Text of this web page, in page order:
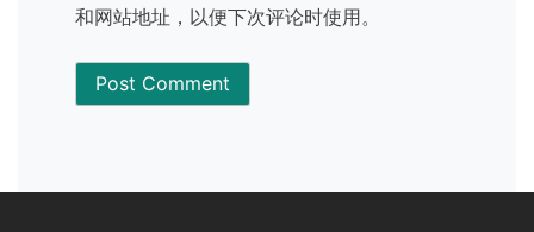
和网站地址，以便下次评论时使用。